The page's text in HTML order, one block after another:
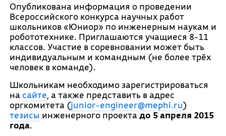
Опубликована информация о проведении
Всероссийского конкурса научных работ
школьников «Юниор» по инженерным наукам и
робототехнике. Приглашаются учащиеся 8-11
классов. Участие в соревновании может быть
индивидуальным и командным (не более трёх
человек в команде).
Школьникам необходимо зарегистрироваться
на сайте, а также представить в адрес
оргкомитета (junior-engineer@mephi.ru)
тезисы инженерного проектадо 5 апреля 2015
года.